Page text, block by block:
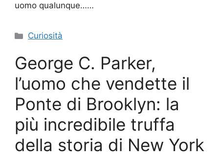
uomo qualunque……
Categorie
Curiosità
George C. Parker,
l’uomo che vendette il
Ponte di Brooklyn: la
più incredibile truffa
della storia di New York